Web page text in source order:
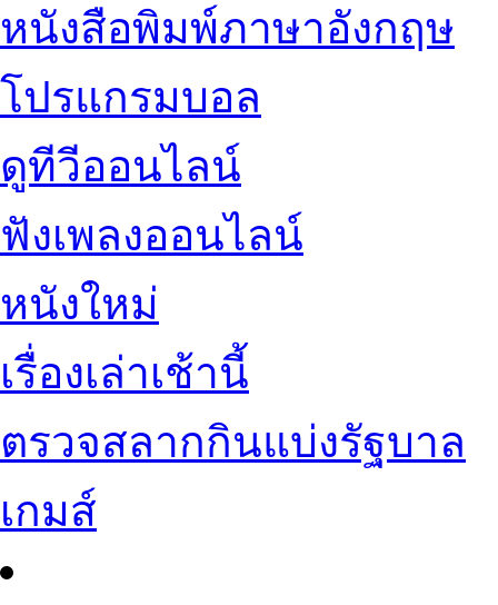
หนังสือพิมพ์ภาษาอังกฤษ
โปรแกรมบอล
ดูทีวีออนไลน์
ฟังเพลงออนไลน์
หนังใหม่
เรื่องเล่าเช้านี้
ตรวจสลากกินแบ่งรัฐบาล
เกมส์